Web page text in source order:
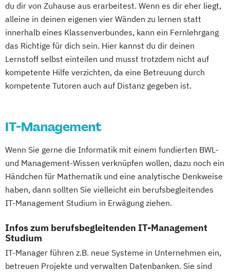
du dir von Zuhause aus erarbeitest. Wenn es dir eher liegt,
alleine in deinen eigenen vier Wänden zu lernen statt
innerhalb eines Klassenverbundes, kann ein Fernlehrgang
das Richtige für dich sein. Hier kannst du dir deinen
Lernstoff selbst einteilen und musst trotzdem nicht auf
kompetente Hilfe verzichten, da eine Betreuung durch
kompetente Tutoren auch auf Distanz gegeben ist.
IT-Management
Wenn Sie gerne die Informatik mit einem fundierten BWL-
und Management-Wissen verknüpfen wollen, dazu noch ein
Händchen für Mathematik und eine analytische Denkweise
haben, dann sollten Sie vielleicht ein berufsbegleitendes
IT-Management Studium in Erwägung ziehen.
Infos zum berufsbegleitenden IT-Management
Studium
IT-Manager führen z.B. neue Systeme in Unternehmen ein,
betreuen Projekte und verwalten Datenbanken. Sie sind